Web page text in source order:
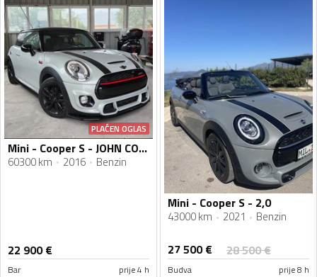
PLAĆEN OGLAS
Mini - Cooper S - JOHN COOPER WORKS
60300 km 2016 Benzin
22 900€
Bar prije 4 h
Mini - Cooper S - 2,0
43000 km 2021 Benzin
27 500€ 28 500€
Budva prije 8 h